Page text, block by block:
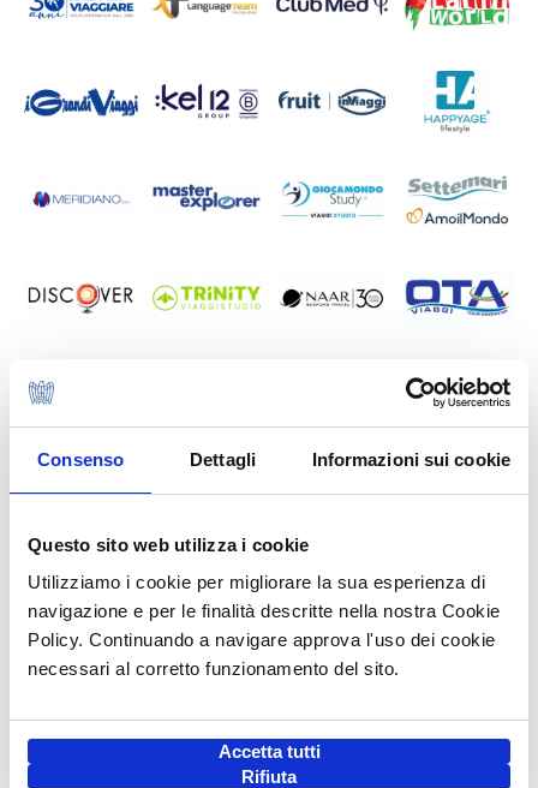
Consenso Dettagli Informazioni sui cookie
Questo sito web utilizza i cookie
Utilizziamo i cookie per migliorare la sua esperienza di
navigazione e per le finalità descritte nella nostra Cookie
Policy. Continuando a navigare approva l'uso dei cookie
necessari al corretto funzionamento del sito.
Accetta tutti
Rifiuta